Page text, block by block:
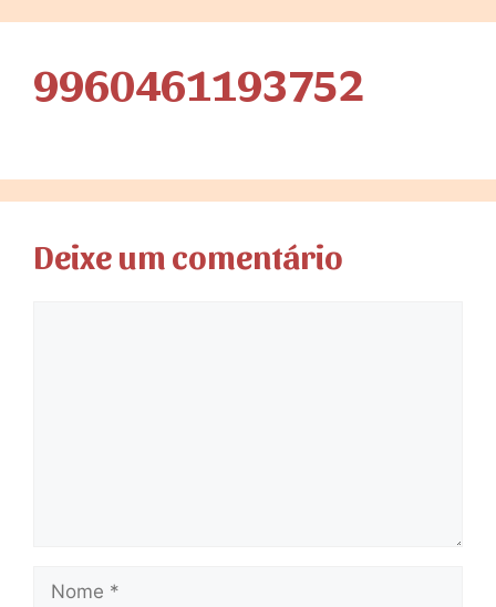
9960461193752
Deixe um comentário